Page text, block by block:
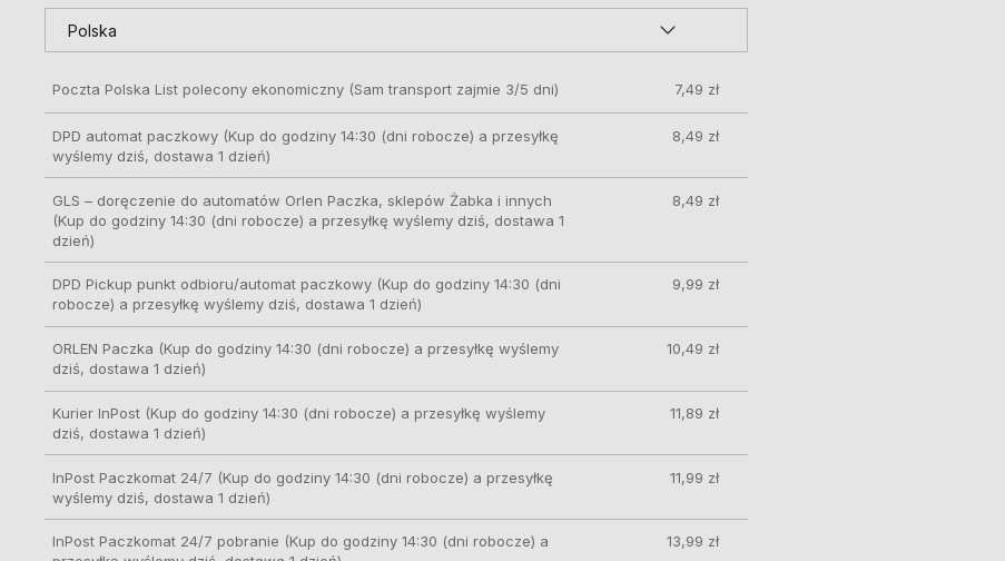
Poczta Polska List polecony ekonomiczny (Sam transport zajmie 3/5 dni) 7,49 zł
DPD automat paczkowy(Kup do godziny 14:30 (dni robocze) a przesyłkę
wyślemy dziś, dostawa 1 dzień)
8,49 zł
GLS – doręczenie do automatów Orlen Paczka, sklepów Żabka i innych
(Kup do godziny 14:30 (dni robocze) a przesyłkę wyślemy dziś, dostawa 1
dzień)
8,49 zł
DPD Pickup punkt odbioru/automat paczkowy(Kup do godziny 14:30 (dni
robocze) a przesyłkę wyślemy dziś, dostawa 1 dzień)
9,99 zł
ORLEN Paczka (Kup do godziny 14:30 (dni robocze) a przesyłkę wyślemy
dziś, dostawa 1 dzień)
10,49 zł
Kurier InPost(Kup do godziny 14:30 (dni robocze) a przesyłkę wyślemy
dziś, dostawa 1 dzień)
11,89 zł
InPost Paczkomat 24/7 (Kup do godziny 14:30 (dni robocze) a przesyłkę
wyślemy dziś, dostawa 1 dzień)
11,99 zł
InPost Paczkomat 24/7 pobranie (Kup do godziny 14:30 (dni robocze) a
13,99 zł